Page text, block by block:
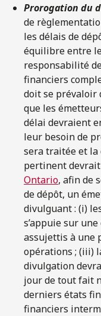
Prorogation du
de
les délais de
équilibre entre
responsabilité
financiers
doit se prévaloir
que les
délai devraient
leur besoin de
sera traitée et la
pertinent devrait
Ontario, afin de
de dépôt, un
divulguant : (i)
s’appuie sur
assujettis à une
opérations ; (iii)
divulgation
jour de tout fait
derniers états
financiers